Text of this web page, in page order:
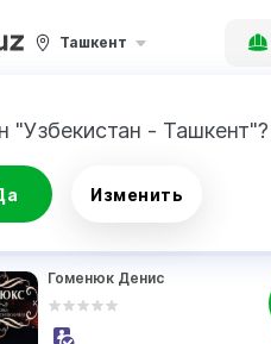
Ташкент
"Узбекистан - Ташкент"?
Изменить
Гоменюк Денис